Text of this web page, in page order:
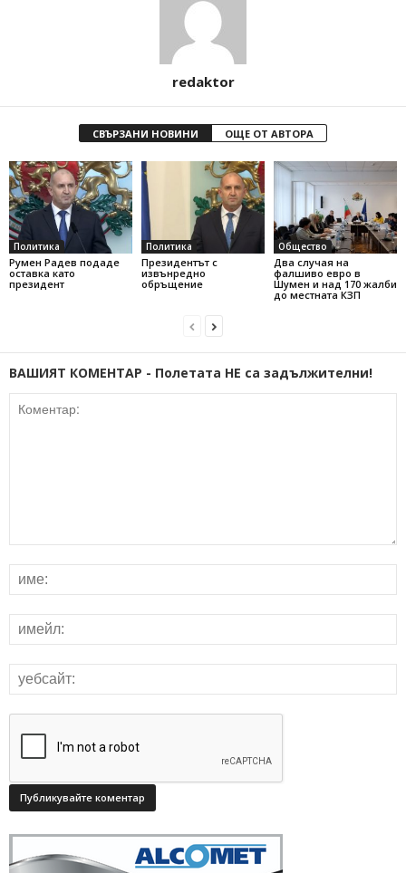
redaktor
СВЪРЗАНИ НОВИНИ ОЩЕ ОТ АВТОРА
Политика
Румен Радев подаде
оставка като
президент
Политика
Президентът с
извънредно
обръщение
Общество
Два случая на
фалшиво евро в
Шумен и над 170 жалби
до местната КЗП
ВАШИЯТ КОМЕНТАР - Полетата НЕ са задължителни!